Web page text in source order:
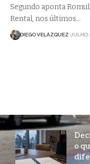
Segundo aponta
Rental, nos últimos…
DIEGO VELÁZQUEZ JULHO
o